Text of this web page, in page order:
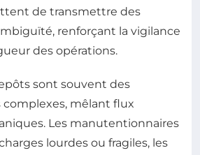
de transmettre des
renforçant la vigilance
des opérations.
sont souvent des
mêlant flux
Les manutentionnaires
lourdes ou fragiles, les